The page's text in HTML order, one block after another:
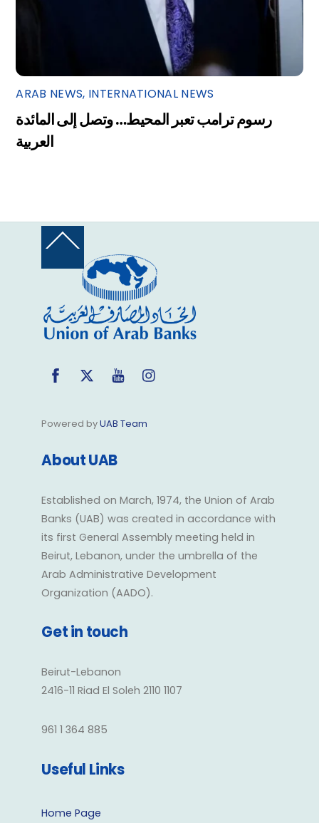
ARAB NEWS, INTERNATIONAL NEWS
رسوم ترامب تعبر المحيط… وتصل إلى المائدة
العربية
Back
Top
Facebook
Twitter YouTube
Powered byUAB Team
About UAB
Established on March, 1974, the Union of Arab
Banks (UAB) was created in accordance with
its first General Assembly meeting held in
Beirut, Lebanon, under the umbrella of the
Arab Administrative Development
Organization (AADO).
Get in touch
Beirut-Lebanon
2416-11 Riad El Soleh 2110 1107
961 1 364 885
Useful Links
Home Page